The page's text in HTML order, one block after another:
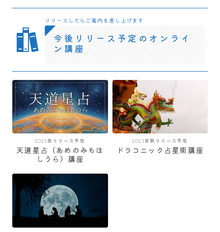
リリースしたらご案内を差し上げます
今後リリース予定のオンライ
ン講座
2025年リリース予定
天道星占（あめのみちほ
しうら）講座
2023年秋リリース予定
ドラコニック占星術講座